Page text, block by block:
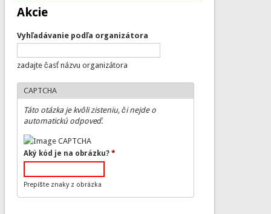
Akcie
Vyhľadávanie podľa organizátora
zadajte časť názvu organizátora
CAPTCHA
Táto otázka je kvôli zisteniu, či nejde o
automatickú odpoveď.
Aký kód je na obrázku? *
Prepíšte znaky z obrázka